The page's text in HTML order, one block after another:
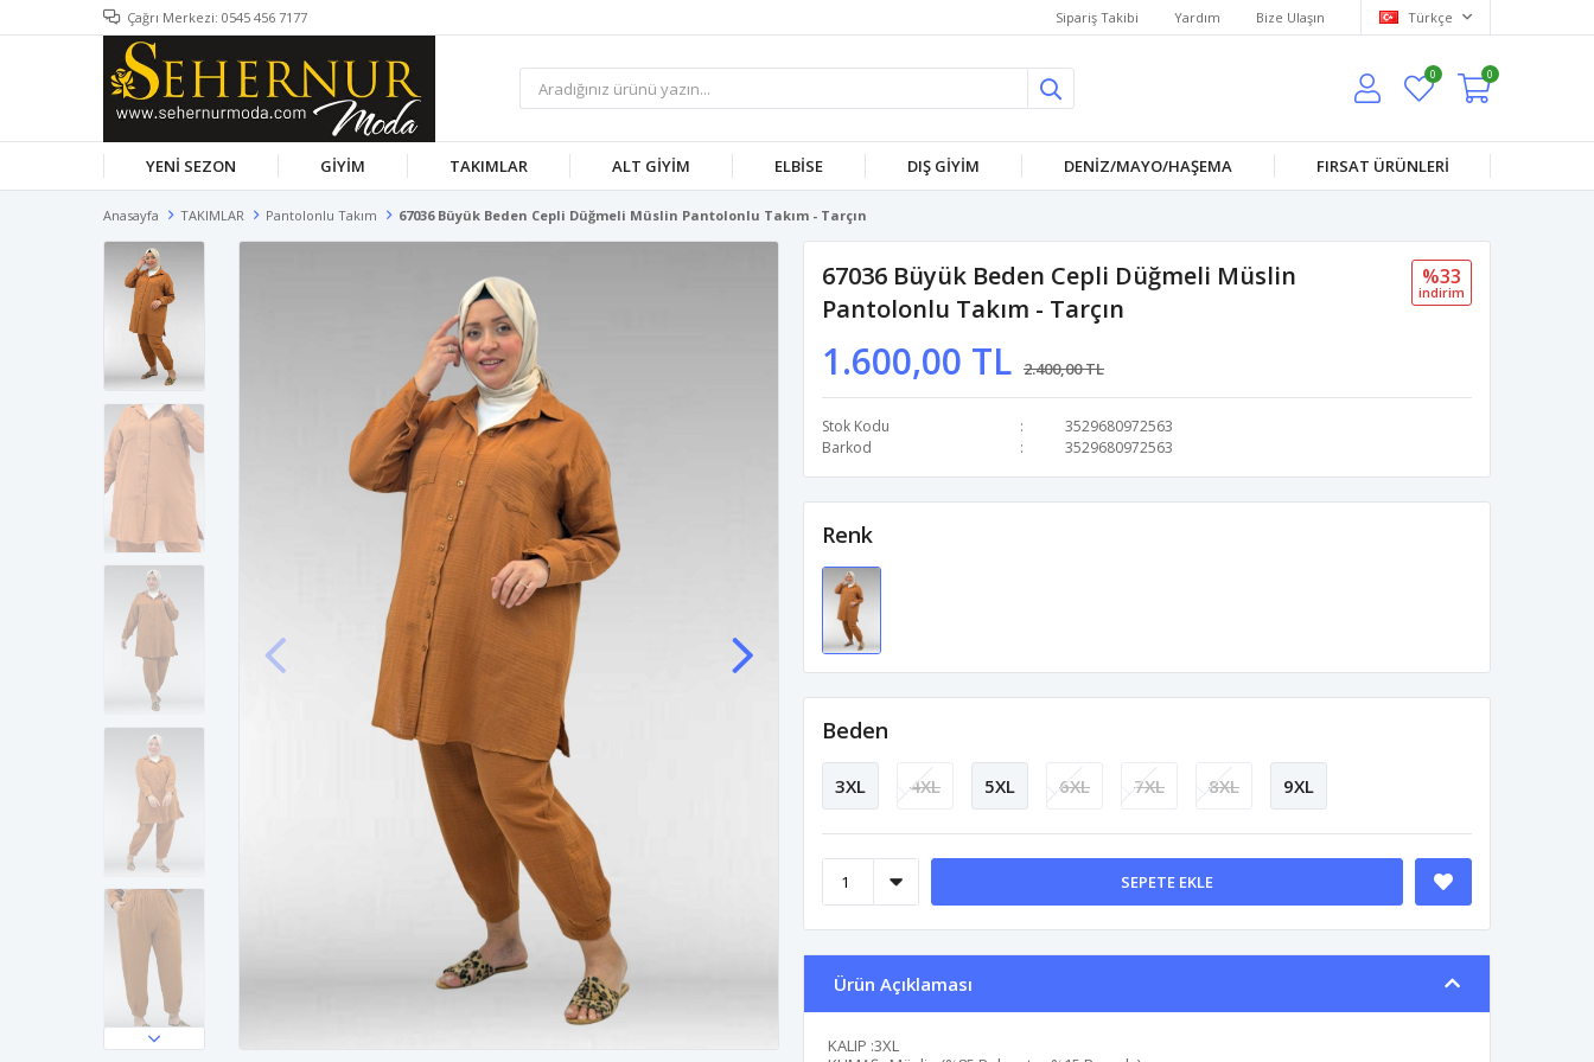
Çağrı Merkezi: 0545 456 7177 Sipariş Takibi Yardım Bize Ulaşın Türkçe
0 0
YENİ SEZON GİYİM TAKIMLAR ALT GİYİM ELBİSE DIŞ GİYİM DENİZ/MAYO/HAŞEMA FIRSAT ÜRÜNLERİ
Anasayfa TAKIMLAR Pantolonlu Takım 67036 Büyük Beden Cepli Düğmeli Müslin Pantolonlu Takım - Tarçın
67036 Büyük Beden Cepli Düğmeli Müslin
Pantolonlu Takım - Tarçın
1.600,00 TL 2.400,00 TL
%33
i̇ndi̇ri̇m
Stok Kodu
3529680972563
Barkod
3529680972563
Renk
Beden
3XL 4XL 5XL 6XL 7XL 8XL 9XL
SEPETE EKLE
Ürün Açıklaması
KALIP :3XL